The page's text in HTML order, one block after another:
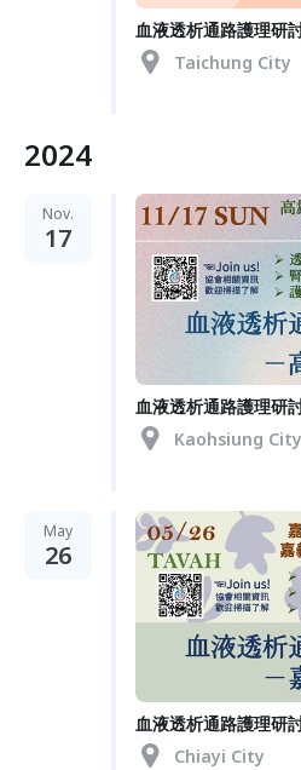
血液透析通路護理研
Taichung City
2024
Nov.
17
血液透析通路護理研
Kaohsiung City
May
26
血液透析通路護理研
Chiayi City